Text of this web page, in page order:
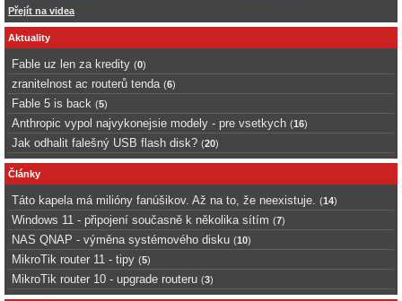
Přejít na videa
Aktuality
Fable uz len za kredity (0)
zranitelnost ac routerů tenda (6)
Fable 5 is back (5)
Anthropic vypol najvykonejsie modely - pre vsetkych (16)
Jak odhalit falešný USB flash disk? (20)
Články
Táto kapela má milióny fanúšikov. Až na to, že neexistuje. (14)
Windows 11 - připojení současně k několika sítím (7)
NAS QNAP - výměna systémového disku (10)
MikroTik router 11 - tipy (5)
MikroTik router 10 - upgrade routeru (3)